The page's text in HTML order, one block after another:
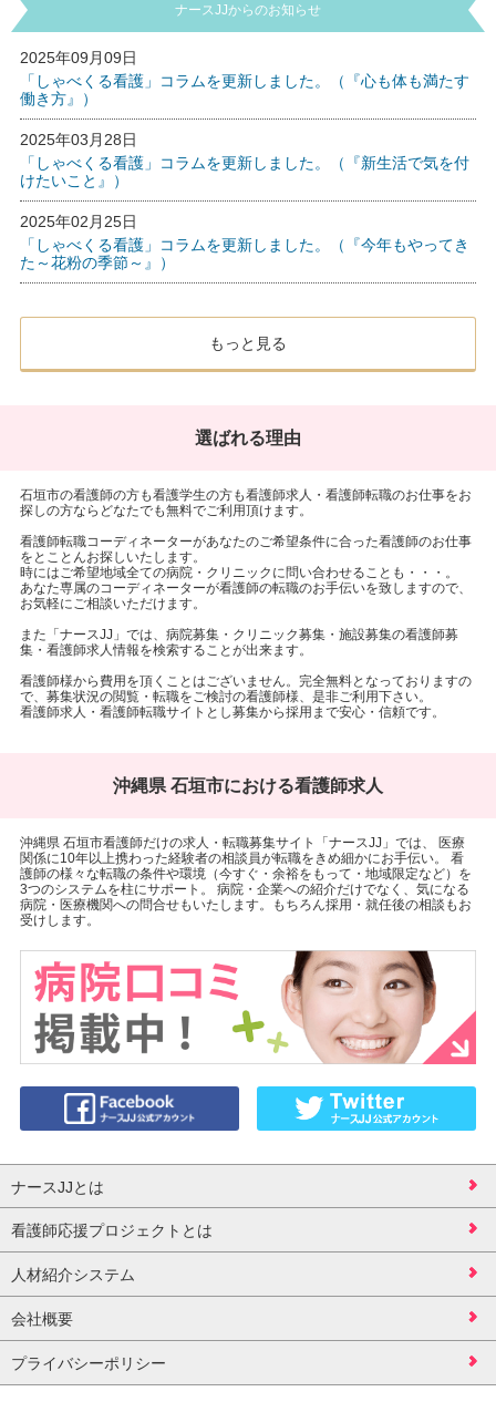
ナースJJからのお知らせ
2025年09月09日
「しゃべくる看護」コラムを更新しました。（『心も体も満たす
働き方』）
2025年03月28日
「しゃべくる看護」コラムを更新しました。（『新生活で気を付
けたいこと』）
2025年02月25日
「しゃべくる看護」コラムを更新しました。（『今年もやってき
た～花粉の季節～』）
もっと見る
選ばれる理由
石垣市の看護師の方も看護学生の方も看護師求人・看護師転職のお仕事をお
探しの方ならどなたでも無料でご利用頂けます。
看護師転職コーディネーターがあなたのご希望条件に合った看護師のお仕事
をとことんお探しいたします。
時にはご希望地域全ての病院・クリニックに問い合わせることも・・・。
あなた専属のコーディネーターが看護師の転職のお手伝いを致しますので、
お気軽にご相談いただけます。
また「ナースJJ」では、病院募集・クリニック募集・施設募集の看護師募
集・看護師求人情報を検索することが出来ます。
看護師様から費用を頂くことはございません。完全無料となっておりますの
で、募集状況の閲覧・転職をご検討の看護師様、是非ご利用下さい。
看護師求人・看護師転職サイトとし募集から採用まで安心・信頼です。
沖縄県 石垣市における看護師求人
沖縄県 石垣市看護師だけの求人・転職募集サイト「ナースJJ」では、 医療
関係に10年以上携わった経験者の相談員が転職をきめ細かにお手伝い。 看
護師の様々な転職の条件や環境（今すぐ・余裕をもって・地域限定など）を
3つのシステムを柱にサポート。 病院・企業への紹介だけでなく、気になる
病院・医療機関への問合せもいたします。もちろん採用・就任後の相談もお
受けします。
ナースJJとは
看護師応援プロジェクトとは
人材紹介システム
会社概要
プライバシーポリシー